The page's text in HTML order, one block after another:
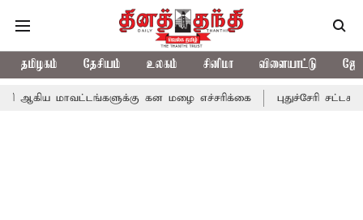
தமிழகம் தேசியம் உலகம் சினிமா விளையாட்டு
கன மழை எச்சரிக்கை புதுச்சேரி சட்டசபையில்